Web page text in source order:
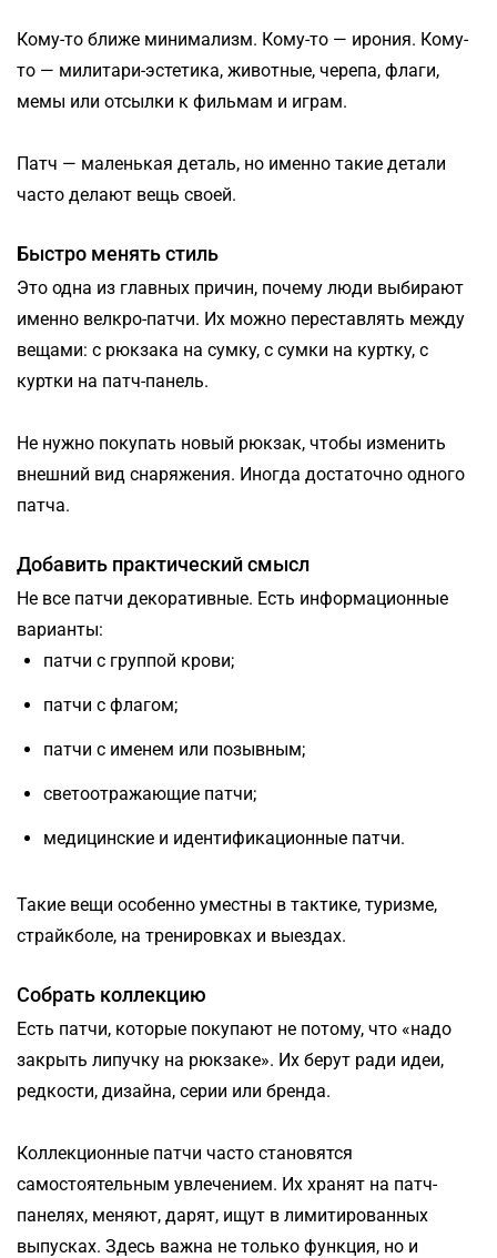
Кому-то ближе минимализм. Кому-то — ирония. Кому-
то — милитари-эстетика, животные, черепа, флаги,
мемы или отсылки к фильмам и играм.
Патч — маленькая деталь, но именно такие детали
часто делают вещь своей.
Быстро менять стиль
Это одна из главных причин, почему люди выбирают
именно велкро-патчи. Их можно переставлять между
вещами: с рюкзака на сумку, с сумки на куртку, с
куртки на патч-панель.
Не нужно покупать новый рюкзак, чтобы изменить
внешний вид снаряжения. Иногда достаточно одного
патча.
Добавить практический смысл
Не все патчи декоративные. Есть информационные
варианты:
патчи с группой крови;
патчи с флагом;
патчи с именем или позывным;
светоотражающие патчи;
медицинские и идентификационные патчи.
Такие вещи особенно уместны в тактике, туризме,
страйкболе, на тренировках и выездах.
Собрать коллекцию
Есть патчи, которые покупают не потому, что «надо
закрыть липучку на рюкзаке». Их берут ради идеи,
редкости, дизайна, серии или бренда.
Коллекционные патчи часто становятся
самостоятельным увлечением. Их хранят на патч-
панелях, меняют, дарят, ищут в лимитированных
выпусках. Здесь важна не только функция, но и